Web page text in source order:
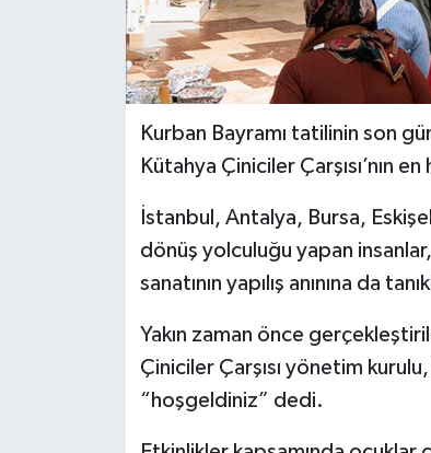
Kurban Bayramı tatilinin son
Kütahya Çiniciler Çarşısı’nın
İstanbul, Antalya, Bursa,
dönüş yolculuğu yapan
sanatının yapılış anınına da
Yakın zaman önce
Çiniciler Çarşısı yönetim
“hoşgeldiniz” dedi.
Köşe Yazıları
Kültür Sanat